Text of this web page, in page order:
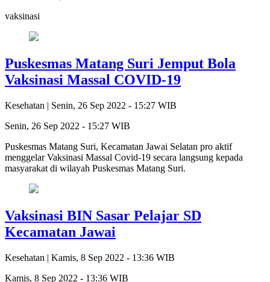
vaksinasi
Puskesmas Matang Suri Jemput Bola
Vaksinasi Massal COVID-19
Kesehatan | Senin, 26 Sep 2022 - 15:27 WIB
Senin, 26 Sep 2022 - 15:27 WIB
Puskesmas Matang Suri, Kecamatan Jawai Selatan pro aktif
menggelar Vaksinasi Massal Covid-19 secara langsung kepada
masyarakat di wilayah Puskesmas Matang Suri.
Vaksinasi BIN Sasar Pelajar SD
Kecamatan Jawai
Kesehatan | Kamis, 8 Sep 2022 - 13:36 WIB
Kamis, 8 Sep 2022 - 13:36 WIB